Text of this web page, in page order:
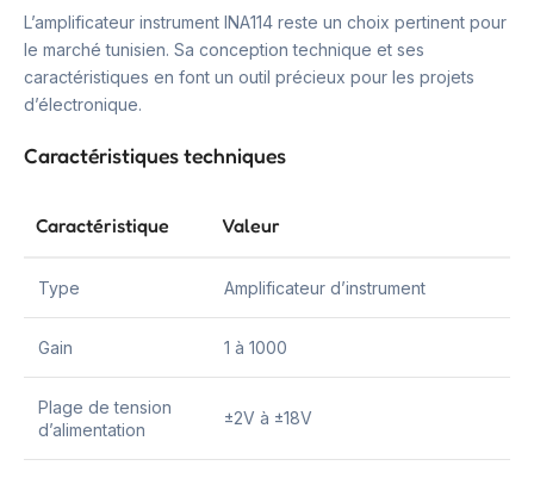
L’amplificateur instrument INA114 reste un choix pertinent pour
le marché tunisien. Sa conception technique et ses
caractéristiques en font un outil précieux pour les projets
d’électronique.
Caractéristiques techniques
Caractéristique Valeur
Type Amplificateur d’instrument
Gain 1 à 1000
Plage de tension
d’alimentation
±2V à ±18V